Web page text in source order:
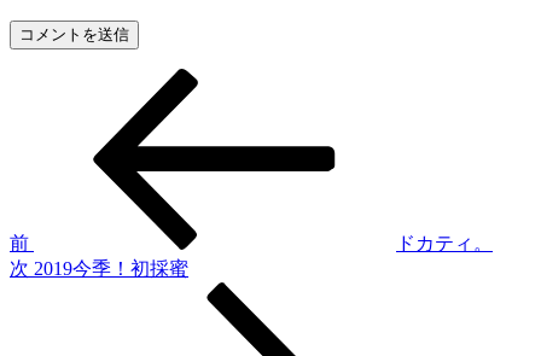
ゲ
ー
前
ドカティ。
次
次 2019今季！初採蜜